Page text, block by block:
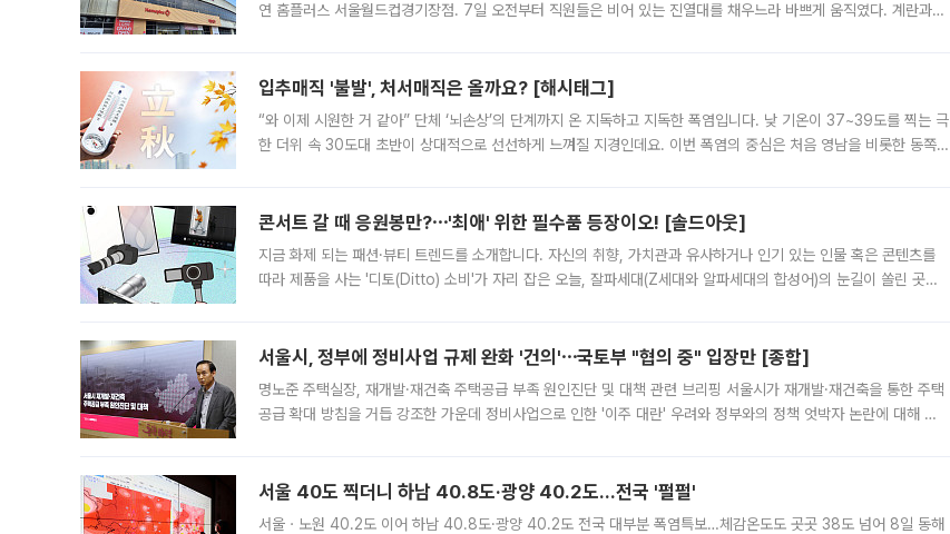
연 홈플러스 서울월드컵경기장점. 7일 오전부터 직원들은 비어 있는 진열대를 채우느라 바쁘게 움직였다. 계란과
입추매직 '불발', 처서매직은 올까요? [해시태그]
“와 이제 시원한 거 같아” 단체 ‘뇌손상’의 단계까지 온 지독하고 지독한 폭염입니다. 낮 기온이 37~39도를 찍는 극
한 더위 속 30도대 초반이 상대적으로 선선하게 느껴질 지경인데요. 이번 폭염의 중심은 처음 영남을 비롯한 동쪽
콘서트 갈 때 응원봉만?⋯'최애' 위한 필수품 등장이오! [솔드아웃]
지금 화제 되는 패션·뷰티 트렌드를 소개합니다. 자신의 취향, 가치관과 유사하거나 인기 있는 인물 혹은 콘텐츠를
따라 제품을 사는 '디토(Ditto) 소비'가 자리 잡은 오늘, 잘파세대(Z세대와 알파세대의 합성어)의 눈길이 쏠린 곳은
서울시, 정부에 정비사업 규제 완화 '건의'⋯국토부 "협의 중" 입장만 [종합]
명노준 주택실장, 재개발·재건축 주택공급 부족 원인진단 및 대책 관련 브리핑 서울시가 재개발·재건축을 통한 주택
공급 확대 방침을 거듭 강조한 가운데 정비사업으로 인한 '이주 대란' 우려와 정부와의 정책 엇박자 논란에 대해 정
서울 40도 찍더니 하남 40.8도·광양 40.2도…전국 '펄펄'
서울ㆍ노원 40.2도 이어 하남 40.8도·광양 40.2도 전국 대부분 폭염특보…체감온도도 곳곳 38도 넘어 8일 동해